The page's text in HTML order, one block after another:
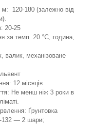
120-180 (залежно від
20-25
за темп. 20 °C, година,
валик, механізоване
12 місяців
Не менш ніж 3 роки в
Ґрунтовка
— 2 шари;